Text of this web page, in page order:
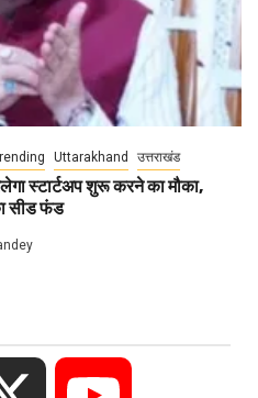
Uttarakhand उत्तराखंड
स्टार्टअप शुरू करने का मौका,
सीड फंड